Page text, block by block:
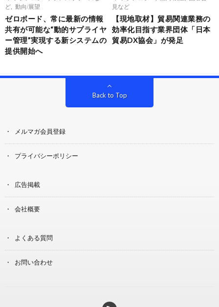
ど
動向/展望
ゼロボード、常に最新の情報
共有が可能な“動的サプライヤ
ー管理”実現する新システムの
提供開始へ
見など
【現地取材】貿易関連業務の
効率化目指す業界団体「日本
貿易DX協会」が発足
Back to Top
メルマガ会員登録
プライバシーポリシー
広告掲載
会社概要
よくある質問
お問い合わせ